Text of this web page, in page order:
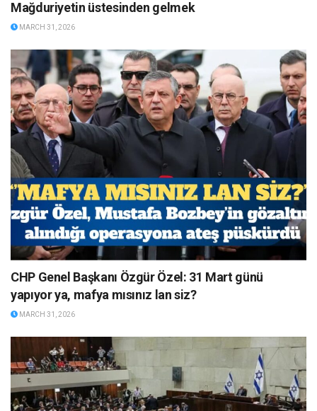
Mağduriyetin üstesinden gelmek
MARCH 31, 2026
CHP Genel Başkanı Özgür Özel: 31 Mart günü
yapıyor ya, mafya mısınız lan siz?
MARCH 31, 2026